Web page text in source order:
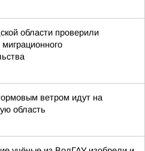
области проверили
ветром идут на
область